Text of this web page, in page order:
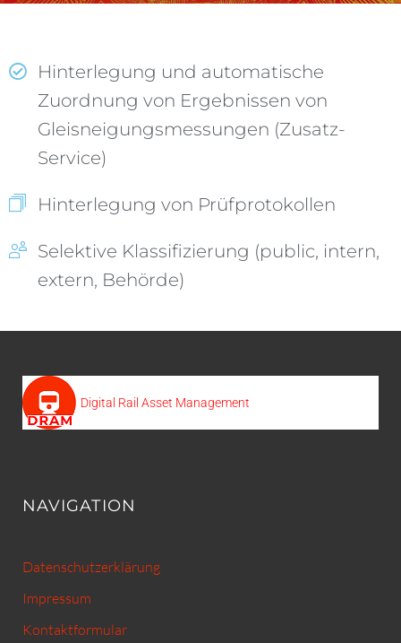
Hinterlegung und automatische
Zuordnung von Ergebnissen von
Gleisneigungsmessungen (Zusatz-
Service)
Hinterlegung von Prüfprotokollen
Selektive Klassifizierung (public, intern,
extern, Behörde)
Digital Rail Asset Management
NAVIGATION
Datenschutzerklärung
Impressum
Kontaktformular